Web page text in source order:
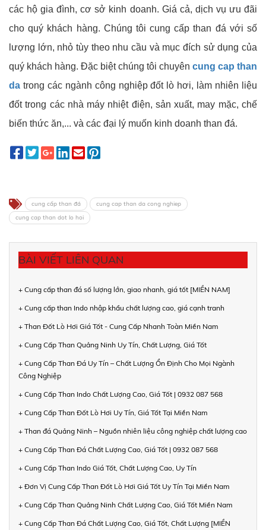
các hộ gia đình, cơ sở kinh doanh. Giá cả, dịch vụ ưu đãi
cho quý khách hàng. Chúng tôi cung cấp than đá với số
lượng lớn, nhỏ tùy theo nhu cầu và mục đích sử dụng của
quý khách hàng. Đặc biệt chúng tôi chuyên cung cap than
da trong các ngành công nghiệp đốt lò hơi, làm nhiên liệu
đốt trong các nhà máy nhiệt điện, sản xuất, may mặc, chế
biến thức ăn,... và các đại lý muốn kinh doanh than đá.
cung cấp than đá
cung cap than da cong nghiep
cung cap than dot lo hoi
BÀI VIẾT LIÊN QUAN
+ Cung cấp than đá số lượng lớn, giao nhanh, giá tốt [MIỀN NAM]
+ Cung cấp than Indo nhập khẩu chất lượng cao, giá cạnh tranh
+ Than Đốt Lò Hơi Giá Tốt - Cung Cấp Nhanh Toàn Miền Nam
+ Cung Cấp Than Quảng Ninh Uy Tín, Chất Lượng, Giá Tốt
+ Cung Cấp Than Đá Uy Tín – Chất Lượng Ổn Định Cho Mọi Ngành
Công Nghiệp
+ Cung Cấp Than Indo Chất Lượng Cao, Giá Tốt | 0932 087 568
+ Cung Cấp Than Đốt Lò Hơi Uy Tín, Giá Tốt Tại Miền Nam
+ Than đá Quảng Ninh – Nguồn nhiên liệu công nghiệp chất lượng cao
+ Cung Cấp Than Đá Chất Lượng Cao, Giá Tốt | 0932 087 568
+ Cung Cấp Than Indo Giá Tốt, Chất Lượng Cao, Uy Tín
+ Đơn Vị Cung Cấp Than Đốt Lò Hơi Giá Tốt Uy Tín Tại Miền Nam
+ Cung Cấp Than Quảng Ninh Chất Lượng Cao, Giá Tốt Miền Nam
+ Cung Cấp Than Đá Chất Lượng Cao, Giá Tốt, Chất Lượng [MIỀN